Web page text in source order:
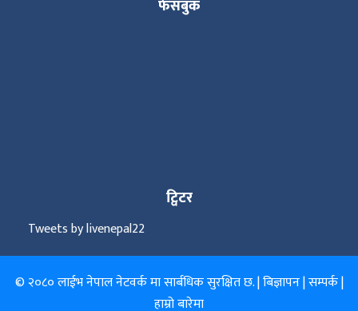
फेसबुक
ट्विटर
Tweets by livenepal22
© २०८० लाईभ नेपाल नेटवर्क मा सार्बधिक सुरक्षित छ. |बिज्ञापन|सम्पर्क|
हाम्रो बारेमा